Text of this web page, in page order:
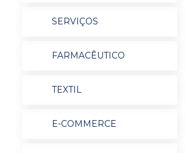
SERVIÇOS
FARMACÊUTICO
TEXTIL
E-COMMERCE